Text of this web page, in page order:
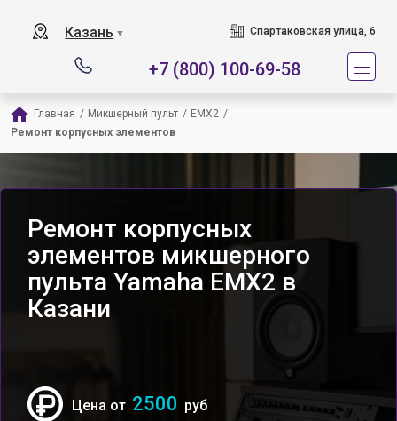
Казань ▼ Спартаковская улица, 6
+7 (800) 100-69-58
Главная / Микшерный пульт / EMX2 /
Ремонт корпусных элементов
Ремонт корпусных
элементов микшерного
пульта Yamaha EMX2 в
Казани
Цена от 2500 руб